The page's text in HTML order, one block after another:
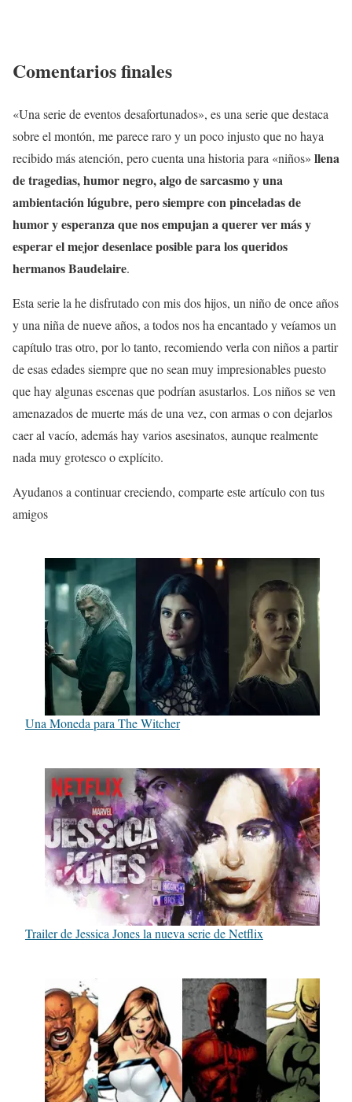
Comentarios finales
«Una serie de eventos desafortunados», es una serie que destaca
sobre el montón, me parece raro y un poco injusto que no haya
recibido más atención, pero cuenta una historia para «niños» llena
de tragedias, humor negro, algo de sarcasmo y una
ambientación lúgubre, pero siempre con pinceladas de
humor y esperanza que nos empujan a querer ver más y
esperar el mejor desenlace posible para los queridos
hermanos Baudelaire.
Esta serie la he disfrutado con mis dos hijos, un niño de once años
y una niña de nueve años, a todos nos ha encantado y veíamos un
capítulo tras otro, por lo tanto, recomiendo verla con niños a partir
de esas edades siempre que no sean muy impresionables puesto
que hay algunas escenas que podrían asustarlos. Los niños se ven
amenazados de muerte más de una vez, con armas o con dejarlos
caer al vacío, además hay varios asesinatos, aunque realmente
nada muy grotesco o explícito.
Ayudanos a continuar creciendo, comparte este artículo con tus
amigos
Una Moneda para The Witcher
Trailer de Jessica Jones la nueva serie de Netflix